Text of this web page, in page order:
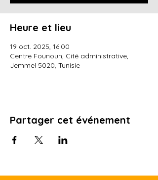
Heure et lieu
19 oct. 2025, 16:00
Centre Founoun, Cité administrative,
Jemmel 5020, Tunisie
Partager cet événement